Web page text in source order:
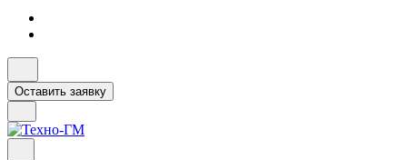
Оставить заявку